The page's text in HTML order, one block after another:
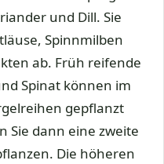
und Dill. Sie
Spinnmilben
ab. Früh reifende
Spinat können im
gepflanzt
Sie dann eine zweite
Die höheren